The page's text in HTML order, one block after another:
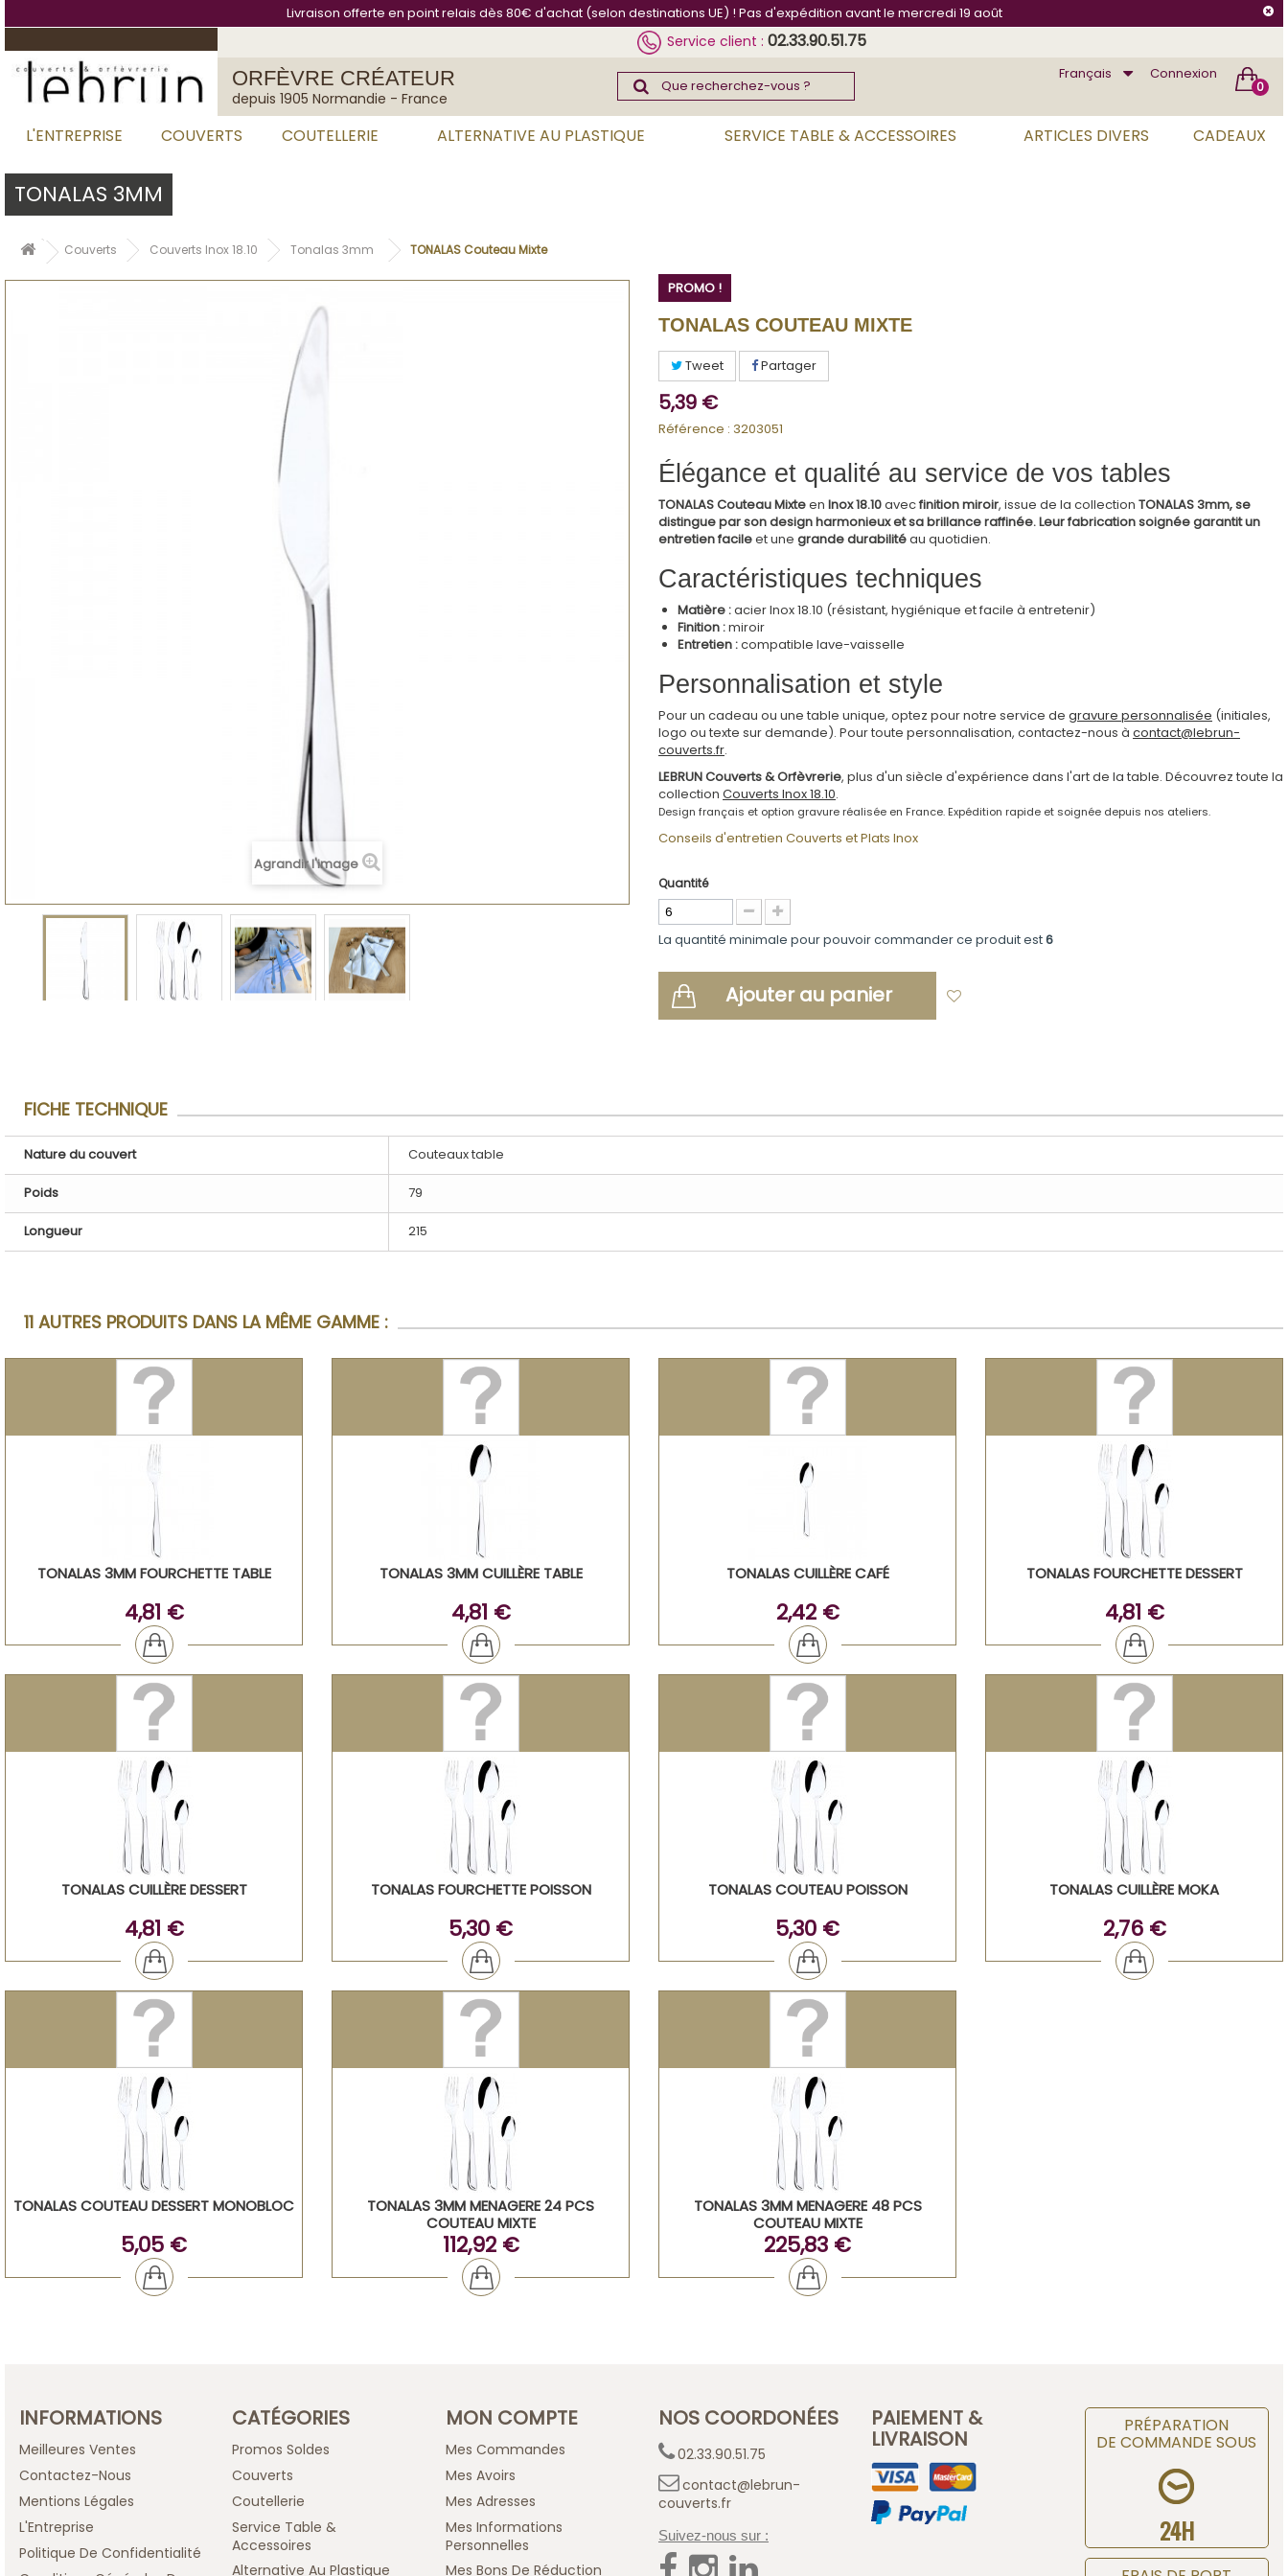
Livraison offerte en point relais dès 80€ d'achat (selon destinations UE) ! Pas d'expédition avant le mercredi 19 août
Service client :02.33.90.51.75
ORFÈVRE CRÉATEUR
depuis 1905 Normandie - France
0
Connexion
Français
L'ENTREPRISE COUVERTS COUTELLERIE ALTERNATIVE AU PLASTIQUE SERVICE TABLE & ACCESSOIRES ARTICLES DIVERS CADEAUX
TONALAS 3MM
Couverts Couverts Inox 18.10 Tonalas 3mm TONALAS Couteau Mixte
Agrandir l'image
PROMO !
TONALAS COUTEAU MIXTE
Tweet Partager
5,39 €
Référence : 3203051
Élégance et qualité au service de vos tables
TONALAS Couteau Mixteen Inox 18.10avecfinition miroir, issue de la collection TONALAS3mm, se
distingue par son design harmonieux et sa brillance raffinée. Leur fabrication soignée garantit un
entretien facileet une grande durabilitéau quotidien.
Caractéristiques techniques
Matière :acier Inox 18.10 (résistant, hygiénique et facile à entretenir)
Finition :miroir
Entretien :compatible lave-vaisselle
Personnalisation et style
Pour un cadeau ou une table unique, optez pour notre service de gravure personnalisée (initiales,
logo ou texte sur demande). Pour toute personnalisation, contactez-nous à contact@lebrun-
couverts.fr.
LEBRUN Couverts & Orfèvrerie, plus d'un siècle d'expérience dans l'art de la table. Découvrez toute la
collection Couverts Inox 18.10.
Design français et option gravure réalisée en France. Expédition rapide et soignée depuis nos ateliers.
Conseils d'entretien Couverts et Plats Inox
Quantité
La quantité minimale pour pouvoir commander ce produit est6
Ajouter au panier
FICHE TECHNIQUE
Nature du couvert Couteaux table
Poids 79
Longueur 215
11 AUTRES PRODUITS DANS LA MÊME GAMME :
TONALAS 3MM FOURCHETTE TABLE
4,81 €
TONALAS 3MM CUILLÈRE TABLE
4,81 €
TONALAS CUILLÈRE CAFÉ
2,42 €
TONALAS FOURCHETTE DESSERT
4,81 €
TONALAS CUILLÈRE DESSERT
4,81 €
TONALAS FOURCHETTE POISSON
5,30 €
TONALAS COUTEAU POISSON
5,30 €
TONALAS CUILLÈRE MOKA
2,76 €
TONALAS COUTEAU DESSERT MONOBLOC
5,05 €
TONALAS 3MM MENAGERE 24 PCS
COUTEAU MIXTE
112,92 €
TONALAS 3MM MENAGERE 48 PCS
COUTEAU MIXTE
225,83 €
INFORMATIONS
Meilleures Ventes
Contactez-Nous
Mentions Légales
L'Entreprise
Politique De Confidentialité
CATÉGORIES
Promos Soldes
Couverts
Coutellerie
Service Table &
Accessoires
Alternative Au Plastique
MON COMPTE
Mes Commandes
Mes Avoirs
Mes Adresses
Mes Informations
Personnelles
Mes Bons De Réduction
NOS COORDONÉES
02.33.90.51.75
contact@lebrun-
couverts.fr
Suivez-nous sur :
PAIEMENT &
LIVRAISON
PRÉPARATION
DE COMMANDE SOUS
24H